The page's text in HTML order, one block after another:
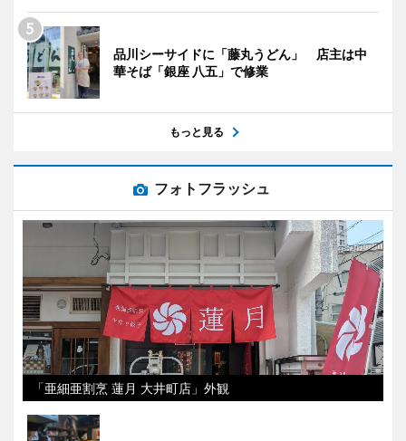
品川シーサイドに「藤丸うどん」 店主は中
華そば「銀座 八五」で修業
もっと見る
フォトフラッシュ
「亜細亜割烹 蓮月 大井町店」外観